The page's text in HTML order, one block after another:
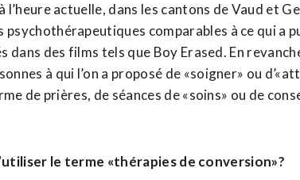
l’heure actuelle, dans les cantons de Vaud et
psychothérapeutiques comparables à ce qui a
dans des films tels que Boy Erased. En
à qui l’on a proposé de «soigner» ou
de prières, de séances de «soins» ou de
le terme «thérapies de conversion»?